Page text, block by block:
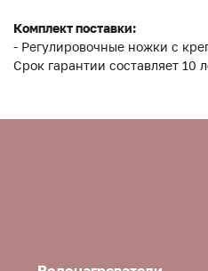
Комплект поставки:
- Регулировочные ножки с
Срок гарантии составляет 10